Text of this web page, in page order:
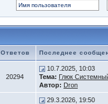
Ответов Последнее
20294
10.7.2025, 10:03
Тема: Глюк
Автор: Dron
29.3.2026, 19:50